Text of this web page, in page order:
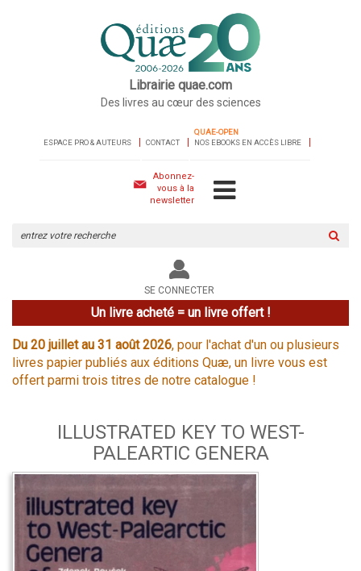
Librairie quae.com
Des livres au cœur des sciences
ESPACE PRO & AUTEURS CONTACT
QUAE-OPEN
NOS EBOOKS EN ACCÈS LIBRE
Abonnez-
vous à la
newsletter
le
site
SE CONNECTER
Un livre acheté = un livre offert !
Du 20 juillet au 31 août 2026, pour l'achat d'un ou plusieurs
livres papier publiés aux éditions Quæ, un livre vous est
offert parmi trois titres de notre catalogue !
ILLUSTRATED KEY TO WEST-
PALEARTIC GENERA